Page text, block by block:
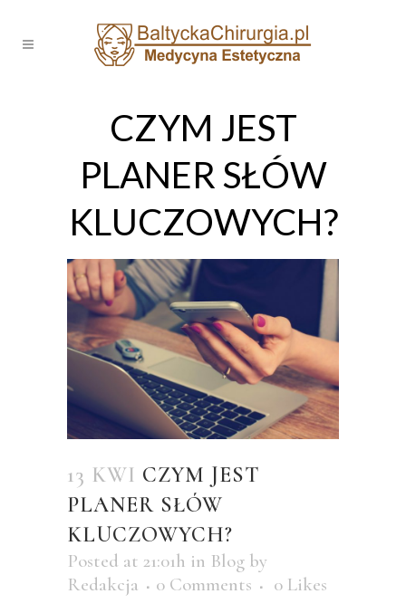
CZYM JEST
PLANER SŁÓW
KLUCZOWYCH?
13 KWI CZYM JEST
PLANER SŁÓW
KLUCZOWYCH?
Posted at 21:01h in Blog by
Redakcja
0 Comments 0 Likes